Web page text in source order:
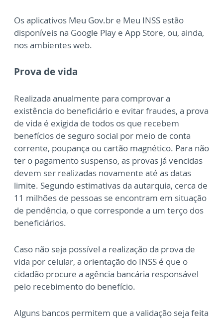
Os aplicativos Meu Gov.br e Meu INSS estão
disponíveis na Google Play e App Store, ou, ainda,
nos ambientes web.
Prova de vida
Realizada anualmente para comprovar a
existência do beneficiário e evitar fraudes, a prova
de vida é exigida de todos os que recebem
benefícios de seguro social por meio de conta
corrente, poupança ou cartão magnético. Para não
ter o pagamento suspenso, as provas já vencidas
devem ser realizadas novamente até as datas
limite. Segundo estimativas da autarquia, cerca de
11 milhões de pessoas se encontram em situação
de pendência, o que corresponde a um terço dos
beneficiários.
Caso não seja possível a realização da prova de
vida por celular, a orientação do INSS é que o
cidadão procure a agência bancária responsável
pelo recebimento do benefício.
Alguns bancos permitem que a validação seja feita